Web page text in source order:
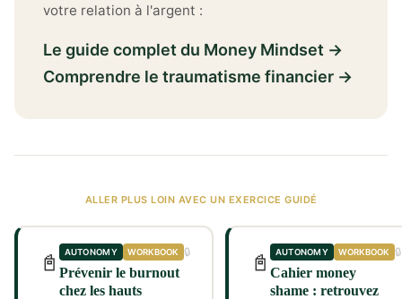
votre relation à l'argent :
Le guide complet du Money Mindset →
Comprendre le traumatisme financier →
ALLER PLUS LOIN AVEC UN EXERCICE GUIDÉ
📓 AUTONOMY WORKBOOK
Prévenir le burnout
chez les hauts
🔒 📓 AUTONOMY WORKBOOK
Cahier money
shame : retrouvez
🔒